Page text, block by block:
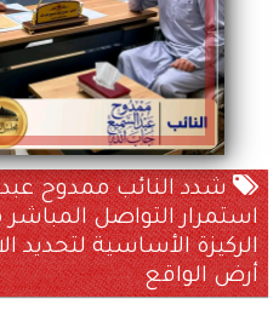
شدد النائب ممدوح
استمرار التواصل المباشر
الركيزة الأساسية لتحديد
أرض الواقع